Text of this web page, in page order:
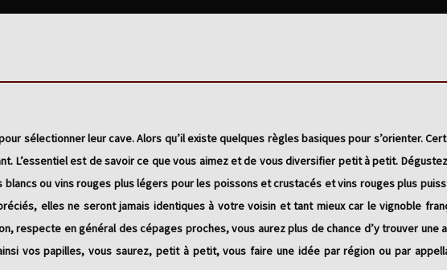
sélectionner leur cave. Alors qu’il existe quelques règles basiques pour s’orienter.
L’essentiel est de savoir ce que vous aimez et de vous diversifier petit à petit.
ou vins rouges plus légers pour les poissons et crustacés et vins rouges plus
elles ne seront jamais identiques à votre voisin et tant mieux car le vignoble
respecte en général des cépages proches, vous aurez plus de chance d’y trouver une
vos papilles, vous saurez, petit à petit, vous faire une idée par région ou par